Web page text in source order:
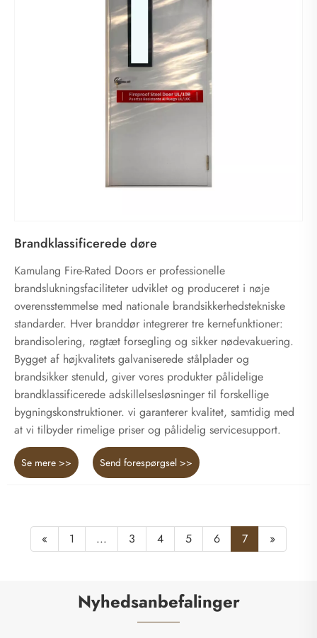
Brandklassificerede døre
Kamulang Fire-Rated Doors er professionelle
brandslukningsfaciliteter udviklet og produceret i nøje
overensstemmelse med nationale brandsikkerhedstekniske
standarder. Hver branddør integrerer tre kernefunktioner:
brandisolering, røgtæt forsegling og sikker nødevakuering.
Bygget af højkvalitets galvaniserede stålplader og
brandsikker stenuld, giver vores produkter pålidelige
brandklassificerede adskillelsesløsninger til forskellige
bygningskonstruktioner. vi garanterer kvalitet, samtidig med
at vi tilbyder rimelige priser og pålidelig servicesupport.
Se mere >> Send forespørgsel >>
« 1 ... 3 4 5 6 7 »
Nyhedsanbefalinger